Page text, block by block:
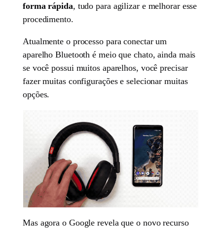
forma rápida, tudo para agilizar e melhorar esse
procedimento.
Atualmente o processo para conectar um
aparelho Bluetooth é meio que chato, ainda mais
se você possui muitos aparelhos, você precisar
fazer muitas configurações e selecionar muitas
opções.
Mas agora o Google revela que o novo recurso